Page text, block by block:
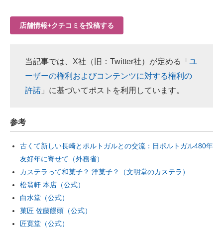
店舗情報+クチコミを投稿する
当記事では、X社（旧：Twitter社）が定める「 ユ
ーザーの権利およびコンテンツに対する権利の
許諾 」に基づいてポストを利用しています。
参考
古くて新しい長崎とポルトガルとの交流：日ポルトガル480年
友好年に寄せて（外務省）
カステラって和菓子？ 洋菓子？（文明堂のカステラ）
松翁軒 本店（公式）
白水堂（公式）
菓匠 佐藤饅頭（公式）
匠寛堂（公式）